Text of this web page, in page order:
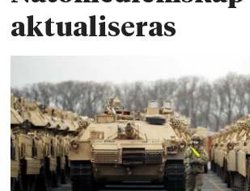
aktualiseras